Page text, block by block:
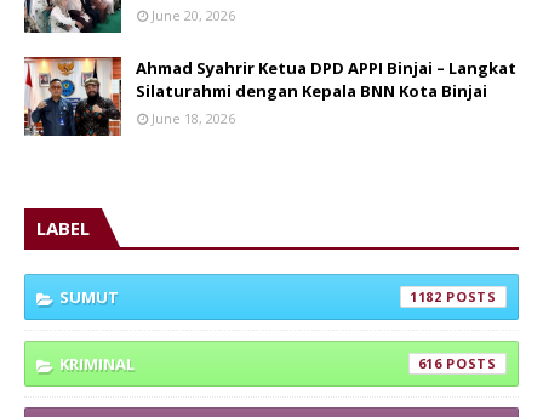
June 20, 2026
Ahmad Syahrir Ketua DPD APPI Binjai – Langkat
Silaturahmi dengan Kepala BNN Kota Binjai
June 18, 2026
LABEL
SUMUT 1182
KRIMINAL 616